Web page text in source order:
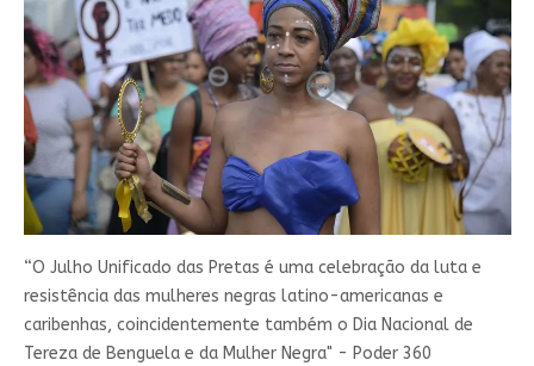
“O Julho Unificado das Pretas é uma celebração da luta e
resistência das mulheres negras latino-americanas e
caribenhas, coincidentemente também o Dia Nacional de
Tereza de Benguela e da Mulher Negra" - Poder 360